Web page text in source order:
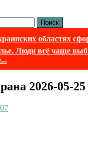
областях
Люди всё чаще
2026-05-25